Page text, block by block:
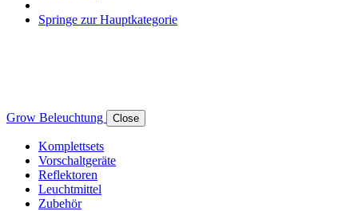
Springe zur Hauptkategorie
Grow Beleuchtung Close
Komplettsets
Vorschaltgeräte
Reflektoren
Leuchtmittel
Zubehör